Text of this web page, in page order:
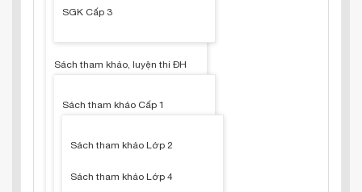
SGK Cấp 3
Sách tham khảo, luyện thi ĐH
Sách tham khảo Cấp 1
Sách tham khảo Lớp 2
Sách tham khảo Lớp 4